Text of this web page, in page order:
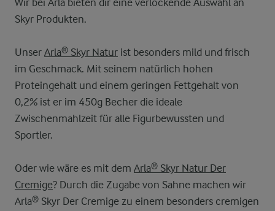
Wir bei Arla bieten dir eine verlockende Auswahl an
Skyr Produkten.
Unser Arla® Skyr Natur ist besonders mild und frisch
im Geschmack. Mit seinem natürlich hohen
Proteingehalt und einem geringen Fettgehalt von
0,2% ist er im 450g Becher die ideale
Zwischenmahlzeit für alle Figurbewussten und
Sportler.
Oder wie wäre es mit dem Arla® Skyr Natur Der
Cremige? Durch die Zugabe von Sahne machen wir
Arla® Skyr Der Cremige zu einem besonders cremigen